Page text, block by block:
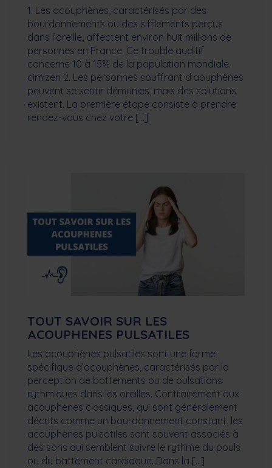
1. Les acouphènes, caractérisés par des
bourdonnements ou des sifflements perçus
dans l’oreille, affectent environ huit millions de
personnes en France. Ce trouble auditif
concerne 10 à 15% de la population mondiale.
cimizen 2. Les personnes souffrant d’aouphènes
peuvent se sentir démunies, mais des solutions
existent. La première étape consiste à prendre
rendez-vous chez votre […]
TOUT SAVOIR SUR LES
ACOUPHENES PULSATILES
Les acouphènes pulsatiles sont une forme
spécifique d’acouphènes, caractérisés par la
perception de battements ou de pulsations
rythmiques dans les oreilles. Contrairement aux
acouphènes classiques, qui sont généralement
décrits comme un bourdonnement constant, les
acouphènes pulsatiles sont souvent associés à
des sons qui semblent suivre le rythme du pouls
ou du battement cardiaque. Dans la […]